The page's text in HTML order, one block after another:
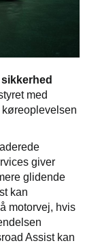
med
giver
glidende
kan
motorvej, hvis
Assist kan